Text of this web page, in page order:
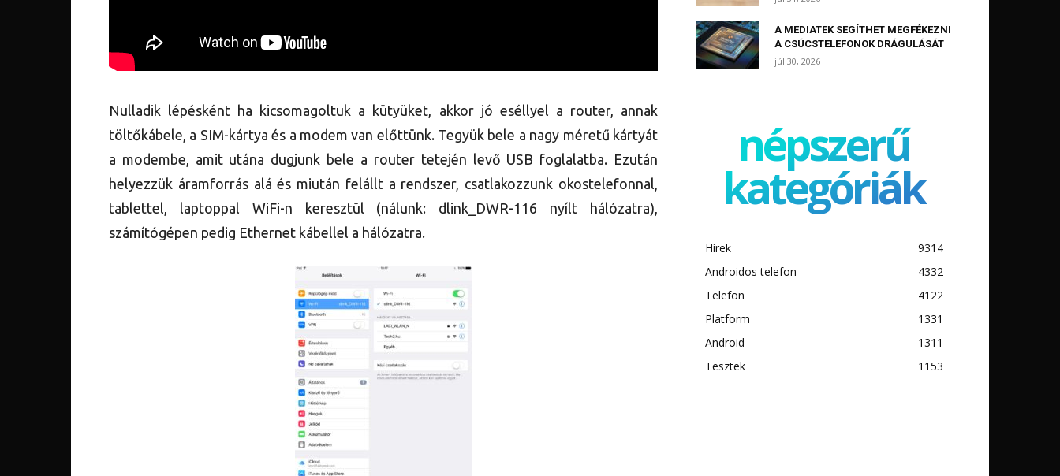
Nulladik lépésként ha kicsomagoltuk a kütyüket, akkor jó eséllyel a router, annak
töltőkábele, a SIM-kártya és a modem van előttünk. Tegyük bele a nagy méretű kártyát
a modembe, amit utána dugjunk bele a router tetején levő USB foglalatba. Ezután
helyezzük áramforrás alá és miután felállt a rendszer, csatlakozzunk okostelefonnal,
tablettel, laptoppal WiFi-n keresztül (nálunk: dlink_DWR-116 nyílt hálózatra),
számítógépen pedig Ethernet kábellel a hálózatra.
A MEDIATEK SEGÍTHET MEGFÉKEZNI
A CSÚCSTELEFONOK DRÁGULÁSÁT
júl 30, 2026
népszerű
kategóriák
Hírek
9314
Androidos telefon
4332
Telefon
4122
Platform
1331
Android
1311
Tesztek
1153